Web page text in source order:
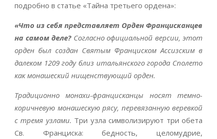
подробно в статье «Тайна третьего ордена»:
«Что из себя представляет Орден Францисканцев
на самом деле?Согласно официальной версии, этот
орден был создан Святым Франциском Ассизским в
далеком 1209 году близ итальянского города Сполето
как монашеский нищенствующий орден.
Традиционно монахи-францисканцы носят темно-
коричневую монашескую рясу, перевязанную веревкой
с тремя узлами. Три узла символизируют три обета
Св. Франциска: бедность, целомудрие,